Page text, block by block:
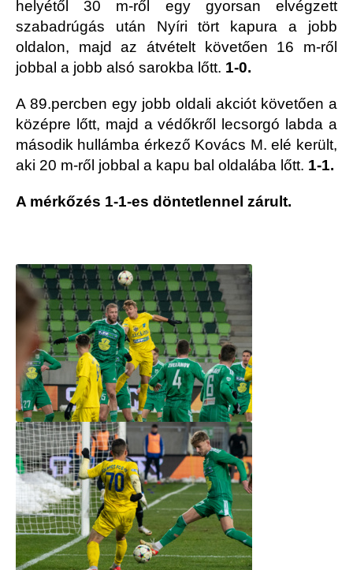
helyétől 30 m-ről egy gyorsan elvégzett
szabadrúgás után Nyíri tört kapura a jobb
oldalon, majd az átvételt követően 16 m-ről
jobbal a jobb alsó sarokba lőtt. 1-0.
A 89.percben egy jobb oldali akciót követően a
középre lőtt, majd a védőkről lecsorgó labda a
második hullámba érkező Kovács M. elé került,
aki 20 m-ről jobbal a kapu bal oldalába lőtt. 1-1.
A mérkőzés 1-1-es döntetlennel zárult.